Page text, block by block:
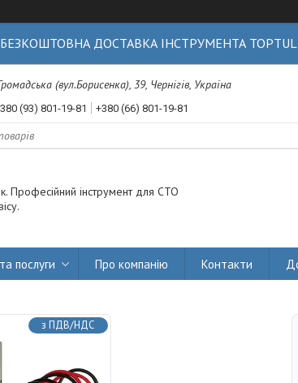
БЕЗКОШТОВНА ДОСТАВКА ІНСТРУМЕНТА TOPTUL
(вул.Борисенка), 39, Чернігів, Україна
(93) 801-19-81 +380 (66) 801-19-81
Професійний інструмент для СТО
послуги Про компанію Контакти
з ПДВ/НДС